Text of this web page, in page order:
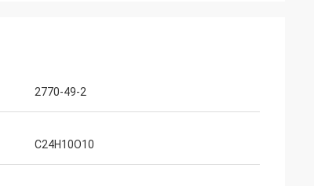
2770-49-2
C24H10O10